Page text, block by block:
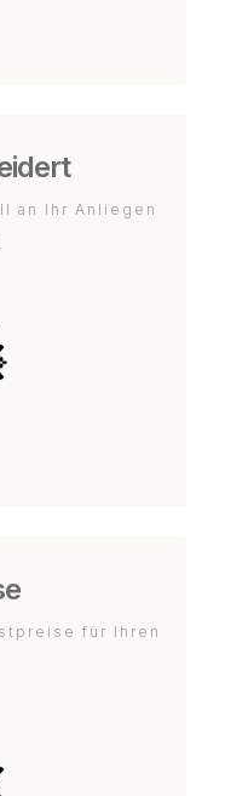
an Ihr Anliegen
für Ihren